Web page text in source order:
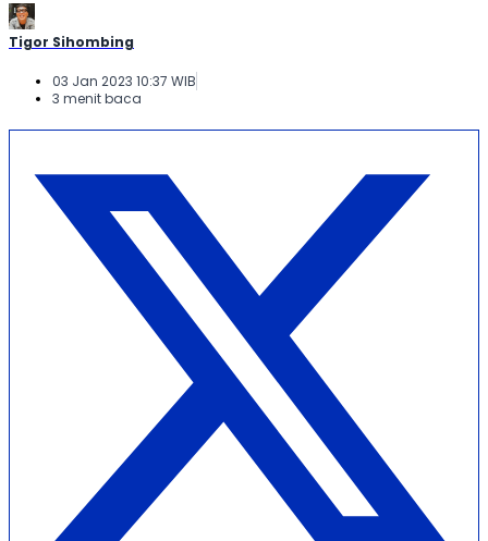
Tigor Sihombing
03 Jan 2023 10:37 WIB
3 menit baca